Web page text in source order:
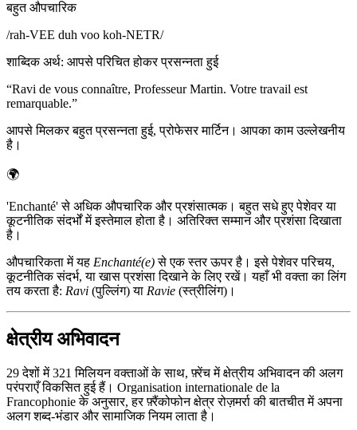
बहुत औपचारिक
/rah-VEE duh voo koh-NETR/
शाब्दिक अर्थ: आपसे परिचित होकर प्रसन्नता हुई
“Ravi de vous connaître, Professeur Martin. Votre travail est
remarquable.”
आपसे मिलकर बहुत प्रसन्नता हुई, प्रोफेसर मार्टिन। आपका काम उल्लेखनीय
है।
🌍
'Enchanté' से अधिक औपचारिक और प्रशंसात्मक। बहुत सधे हुए पेशेवर या
कूटनीतिक संदर्भों में इस्तेमाल होता है। अतिरिक्त सम्मान और प्रशंसा दिखाता
है।
औपचारिकता में यह Enchanté(e)से एक स्तर ऊपर है। इसे पेशेवर परिचय,
कूटनीतिक संदर्भ, या खास प्रशंसा दिखाने के लिए रखें। यहाँ भी वक्ता का लिंग
तय करता है: Ravi (पुल्लिंग) या Ravie (स्त्रीलिंग)।
क्षेत्रीय अभिवादन
29 देशों में 321 मिलियन वक्ताओं के साथ, फ़्रेंच में क्षेत्रीय अभिवादन की अलग
परंपराएँ विकसित हुई हैं। Organisation internationale de la
Francophonie के अनुसार, हर फ़्रैंकोफोन क्षेत्र रोज़मर्रा की बातचीत में अपना
अलग शब्द-भंडार और सामाजिक नियम लाता है।